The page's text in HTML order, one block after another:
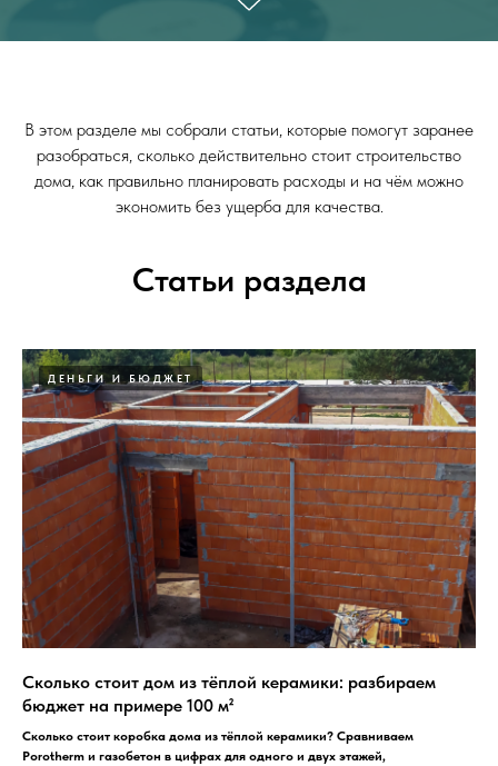
В этом разделе мы собрали статьи, которые помогут заранее
разобраться, сколько действительно стоит строительство
дома, как правильно планировать расходы и на чём можно
экономить без ущерба для качества.
Статьи раздела
ДЕНЬГИ И БЮДЖЕТ
Сколько стоит дом из тёплой керамики: разбираем
бюджет на примере 100 м²
Сколько стоит коробка дома из тёплой керамики? Сравниваем
Porotherm и газобетон в цифрах для одного и двух этажей,